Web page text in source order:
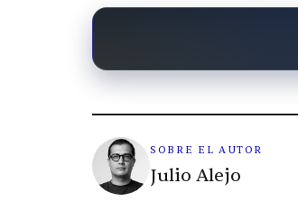
SOBRE EL AUTOR
Julio Alejo